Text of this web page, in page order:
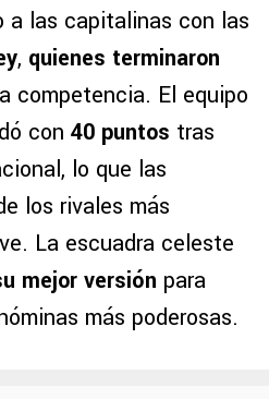
a las capitalinas con las
, quienes terminaron
competencia. El equipo
con 40 puntos tras
lo que las
los rivales más
La escuadra celeste
mejor versión para
más poderosas.